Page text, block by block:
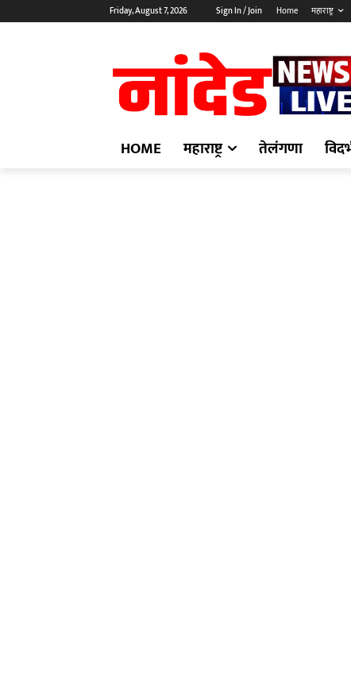
Friday, August 7, 2026 Sign In / Join Home महाराष्ट्र
HOME महाराष्ट्र तेलंगणा